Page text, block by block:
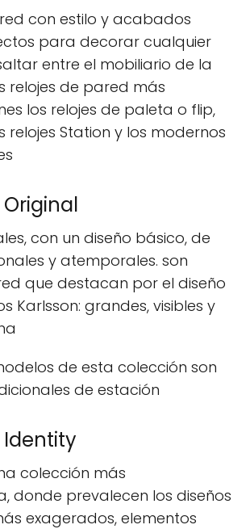
con estilo y acabados
para decorar cualquier
entre el mobiliario de la
relojes de pared más
los relojes de paleta o flip,
Station y los modernos
con un diseño básico, de
y atemporales. son
que destacan por el diseño
Karlsson: grandes, visibles y
de esta colección son
de estación
colección más
donde prevalecen los diseños
exagerados, elementos